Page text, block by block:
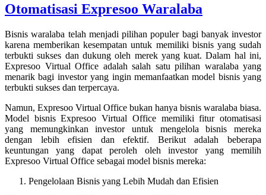
Otomatisasi Expresoo Waralaba
Bisnis waralaba telah menjadi pilihan populer bagi banyak investor
karena memberikan kesempatan untuk memiliki bisnis yang sudah
terbukti sukses dan dukung oleh merek yang kuat. Dalam hal ini,
Expresoo Virtual Office adalah salah satu pilihan waralaba yang
menarik bagi investor yang ingin memanfaatkan model bisnis yang
terbukti sukses dan terpercaya.
Namun, Expresoo Virtual Office bukan hanya bisnis waralaba biasa.
Model bisnis Expresoo Virtual Office memiliki fitur otomatisasi
yang memungkinkan investor untuk mengelola bisnis mereka
dengan lebih efisien dan efektif. Berikut adalah beberapa
keuntungan yang dapat peroleh oleh investor yang memilih
Expresoo Virtual Office sebagai model bisnis mereka:
Pengelolaan Bisnis yang Lebih Mudah dan Efisien